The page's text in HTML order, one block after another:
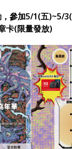
參加5/1(五)~5/
卡(限量發放)